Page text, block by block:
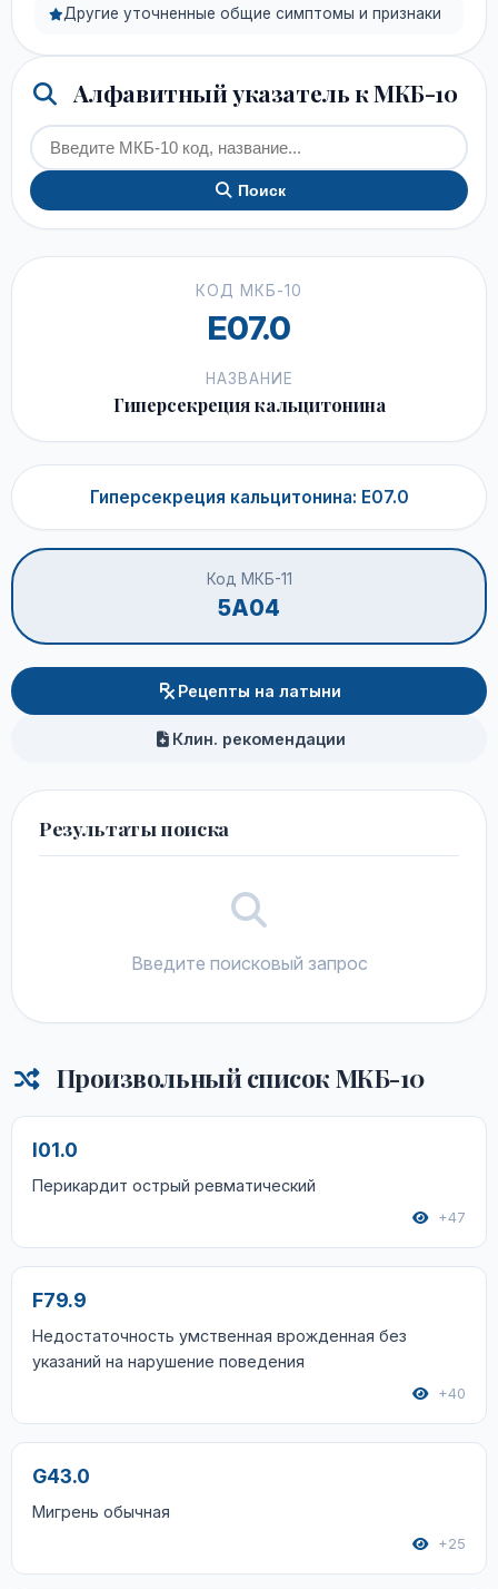
Другие уточненные общие симптомы и признаки
Алфавитный указатель к МКБ-10
Поиск
КОД МКБ-10
E07.0
НАЗВАНИЕ
Гиперсекреция кальцитонина
Гиперсекреция кальцитонина: E07.0
Код МКБ-11
5A04
Рецепты на латыни
Клин. рекомендации
Результаты поиска
Введите поисковый запрос
Произвольный список МКБ-10
I01.0
Перикардит острый ревматический
+47
F79.9
Недостаточность умственная врожденная без
указаний на нарушение поведения
+40
G43.0
Мигрень обычная
+25